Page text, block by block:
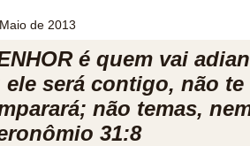
de 2013
é quem vai
será contigo, não te
não temas,
31:8